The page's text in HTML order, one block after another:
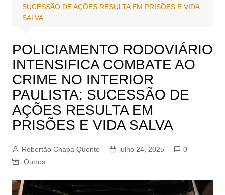
SUCESSÃO DE AÇÕES RESULTA EM PRISÕES E VIDA
SALVA
POLICIAMENTO RODOVIÁRIO
INTENSIFICA COMBATE AO
CRIME NO INTERIOR
PAULISTA: SUCESSÃO DE
AÇÕES RESULTA EM
PRISÕES E VIDA SALVA
Robertão Chapa Quente julho 24, 2025
0
Outros